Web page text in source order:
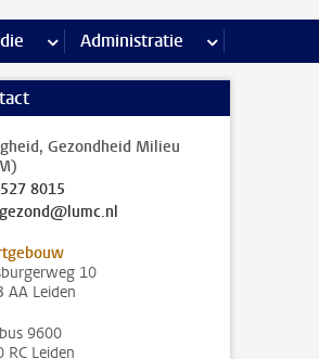
pagina’s
meer Naast je studie pagina’s
Administratie meer
Gezondheid Milieu
8015
10
AA Leiden
9600
RC Leiden